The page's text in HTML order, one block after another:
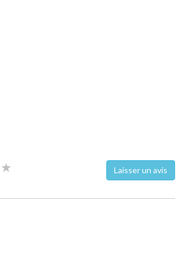
Laisser un avis